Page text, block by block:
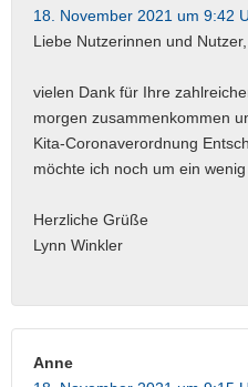
18. November 2021 um 9:42
Liebe Nutzerinnen und Nutzer,
vielen Dank für Ihre
morgen zusammenkommen
Kita-Coronaverordnung
möchte ich noch um ein wenig
Herzliche Grüße
Lynn Winkler
Anne